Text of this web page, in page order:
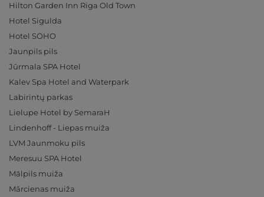
Hilton Garden Inn Riga Old Town
Hotel Sigulda
Hotel SOHO
Jaunpils pils
Jūrmala SPA Hotel
Kalev Spa Hotel and Waterpark
Labirintų parkas
Lielupe Hotel by SemaraH
Lindenhoff - Liepas muiža
LVM Jaunmoku pils
Meresuu SPA Hotel
Mālpils muiža
Mārcienas muiža